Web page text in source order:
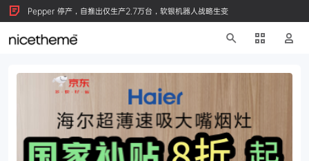
Pepper 停产，自推出仅生产2.7万台，软银机器人战略生变